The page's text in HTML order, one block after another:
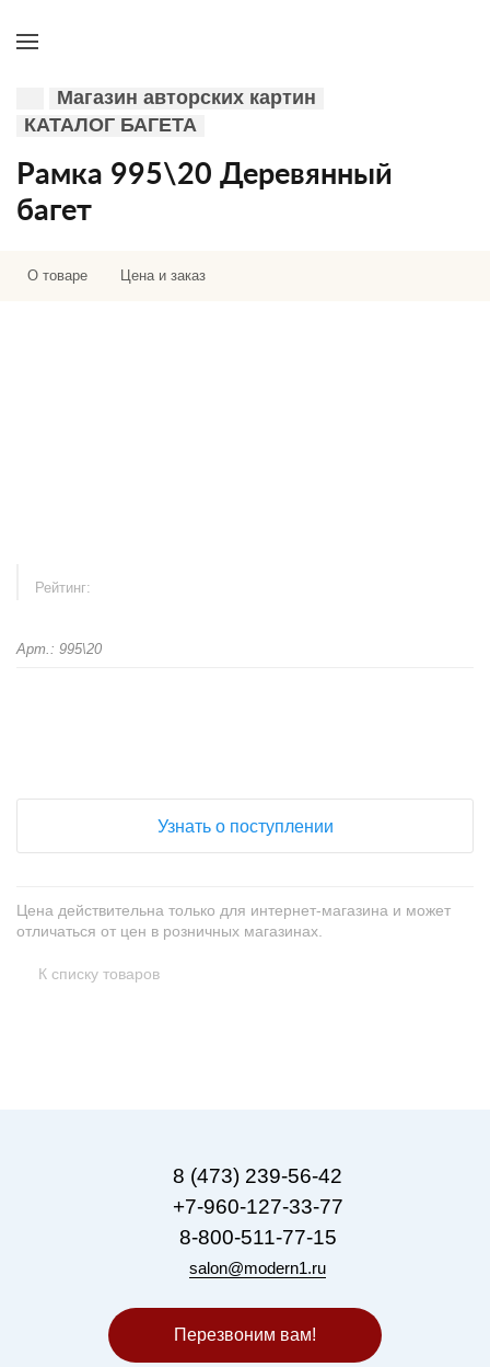
Магазин авторских картин
КАТАЛОГ БАГЕТА
Рамка 995\20 Деревянный
багет
О товаре Цена и заказ
Рейтинг:
Арт.: 995\20
Узнать о поступлении
Цена действительна только для интернет-магазина и может
отличаться от цен в розничных магазинах.
К списку товаров
8 (473) 239-56-42
+7-960-127-33-77
8-800-511-77-15
salon@modern1.ru
Перезвоним вам!